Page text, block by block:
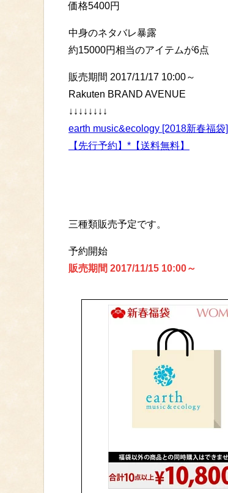
価格5400円
中身のネタバレ暴露
約15000円相当のアイテムが6点
販売期間 2017/11/17 10:00～
Rakuten BRAND AVENUE
↓↓↓↓↓↓↓↓
earth music&ecology [2018新春福
【先行予約】*【送料無料】
三種類販売予定です。
予約開始
販売期間 2017/11/15 10:00～